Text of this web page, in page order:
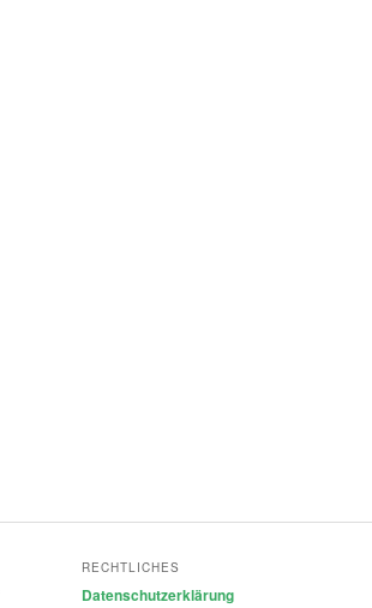
RECHTLICHES
Datenschutzerklärung